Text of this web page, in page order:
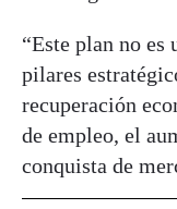
“Este plan no es
pilares
recuperación
de empleo, el
conquista de